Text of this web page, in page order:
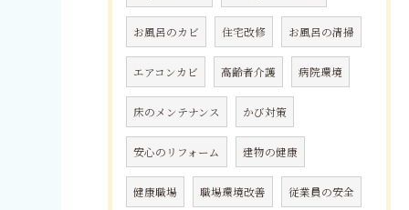
お風呂のカビ 住宅改修 お風呂の清掃
エアコンカビ 高齢者介護 病院環境
床のメンテナンス かび対策
安心のリフォーム 建物の健康
健康職場 職場環境改善 従業員の安全